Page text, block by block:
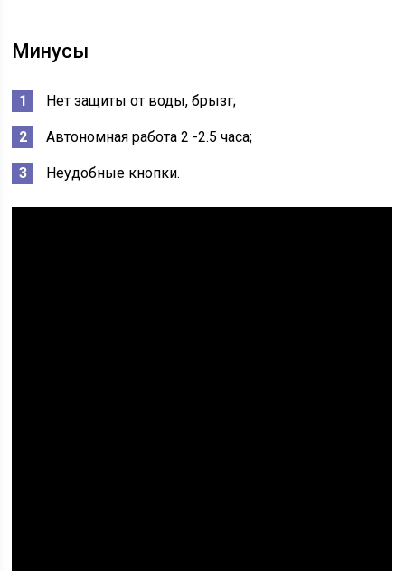
Минусы
Нет защиты от воды, брызг;
Автономная работа 2 -2.5 часа;
Неудобные кнопки.